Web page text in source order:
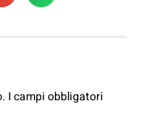
I campi obbligatori